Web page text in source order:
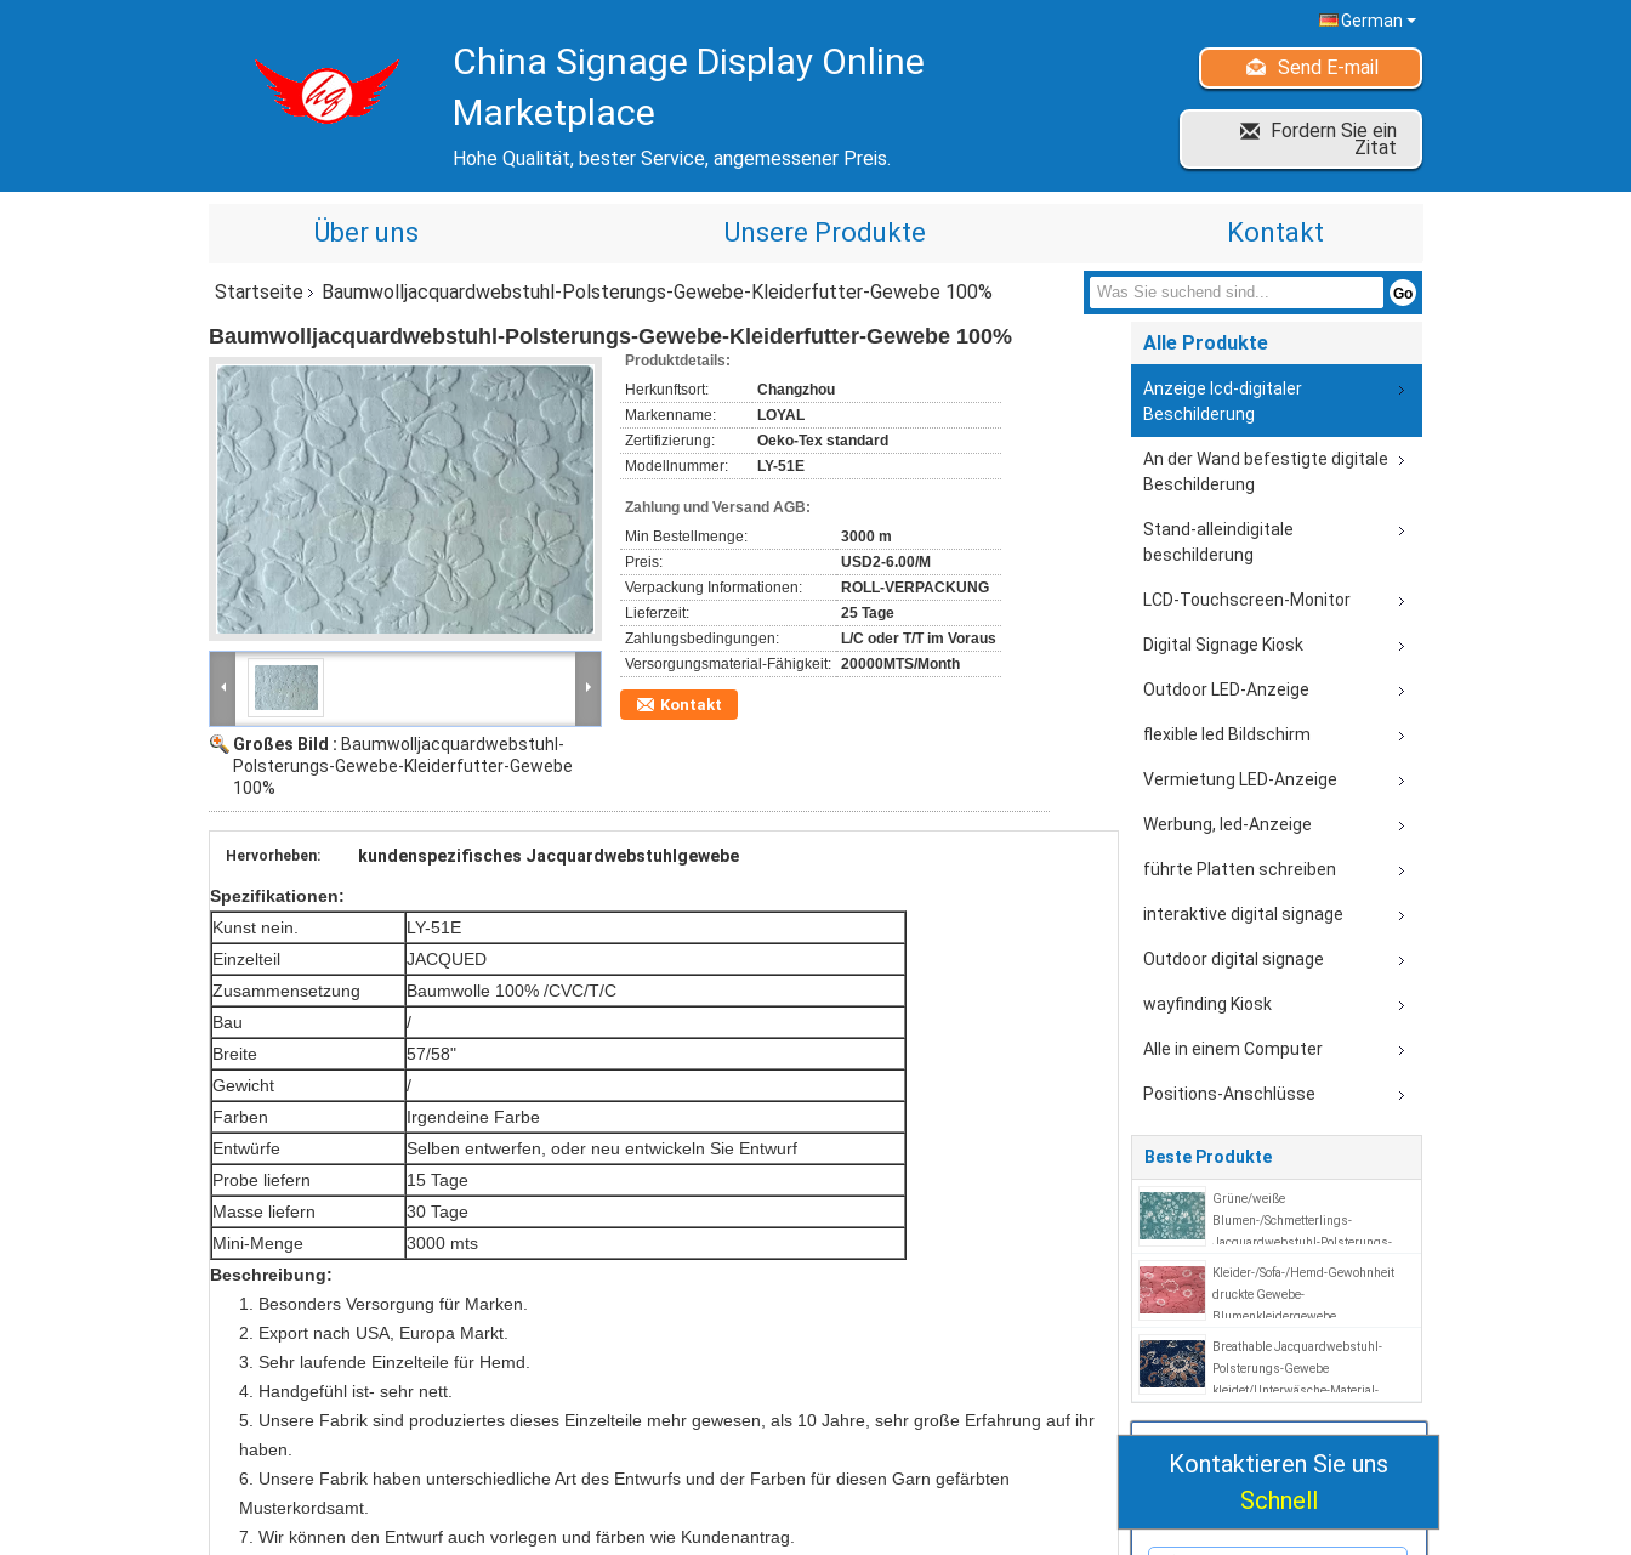
China Signage Display Online
Marketplace
Hohe Qualität, bester Service, angemessener Preis.
German
Send E-mail
Fordern Sie ein
Zitat
Über uns Unsere Produkte Kontakt
Startseite Baumwolljacquardwebstuhl-Polsterungs-Gewebe-Kleiderfutter-Gewebe 100%
Baumwolljacquardwebstuhl-Polsterungs-Gewebe-Kleiderfutter-Gewebe 100%
Großes Bild : Baumwolljacquardwebstuhl-
Polsterungs-Gewebe-Kleiderfutter-Gewebe
100%
Produktdetails:
Herkunftsort:
Changzhou
Markenname:
LOYAL
Zertifizierung:
Oeko-Tex standard
Modellnummer:
LY-51E
Zahlung und Versand AGB:
Min Bestellmenge:
3000 m
Preis:
USD2-6.00/M
Verpackung Informationen:
ROLL-VERPACKUNG
Lieferzeit:
25 Tage
Zahlungsbedingungen:
L/C oder T/T im Voraus
Versorgungsmaterial-Fähigkeit: 20000MTS/Month
Kontakt
Hervorheben: kundenspezifisches Jacquardwebstuhlgewebe
Spezifikationen:
Kunst nein.
LY-51E
Einzelteil
JACQUED
Zusammensetzung
Baumwolle 100% /CVC/T/C
Bau
/
Breite
57/58"
Gewicht
/
Farben
Irgendeine Farbe
Entwürfe
Selben entwerfen, oder neu entwickeln Sie Entwurf
Probe liefern
15 Tage
Masse liefern
30 Tage
Mini-Menge
3000 mts
Beschreibung:
1. Besonders Versorgung für Marken.
2. Export nach USA, Europa Markt.
3. Sehr laufende Einzelteile für Hemd.
4. Handgefühl ist- sehr nett.
5. Unsere Fabrik sind produziertes dieses Einzelteile mehr gewesen, als 10 Jahre, sehr große Erfahrung auf ihr
haben.
6. Unsere Fabrik haben unterschiedliche Art des Entwurfs und der Farben für diesen Garn gefärbten
Musterkordsamt.
7. Wir können den Entwurf auch vorlegen und färben wie Kundenantrag.
Alle Produkte
Anzeige lcd-digitaler
Beschilderung
An der Wand befestigte digitale
Beschilderung
Stand-alleindigitale
beschilderung
LCD-Touchscreen-Monitor
Digital Signage Kiosk
Outdoor LED-Anzeige
flexible led Bildschirm
Vermietung LED-Anzeige
Werbung, led-Anzeige
führte Platten schreiben
interaktive digital signage
Outdoor digital signage
wayfinding Kiosk
Alle in einem Computer
Positions-Anschlüsse
Beste Produkte
Grüne/weiße
Blumen-/Schmetterlings-
Jacquardwebstuhl-Polsterungs-
Gewebe-Materialien
Kleider-/Sofa-/Hemd-Gewohnheit
druckte Gewebe-
Blumenkleidergewebe
Breathable Jacquardwebstuhl-
Polsterungs-Gewebe
kleidet/Unterwäsche-Material-
Kontaktieren Sie uns
Schnell